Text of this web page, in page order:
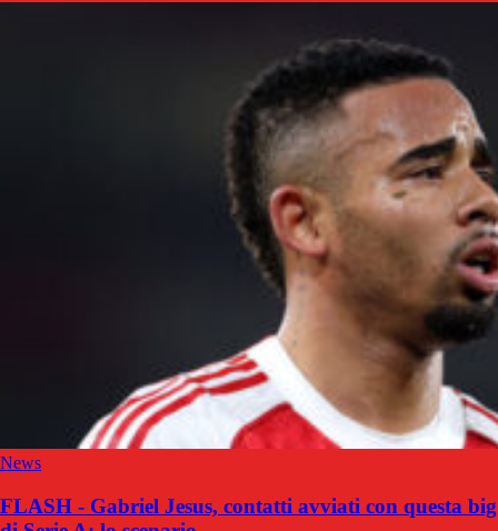
News
FLASH - Gabriel Jesus, contatti avviati con questa big